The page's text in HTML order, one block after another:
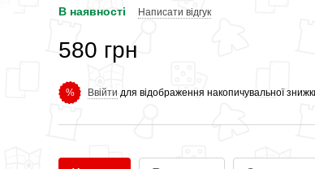
В наявності Написати відгук
580 грн
% Ввійти для відображення накопичувальної